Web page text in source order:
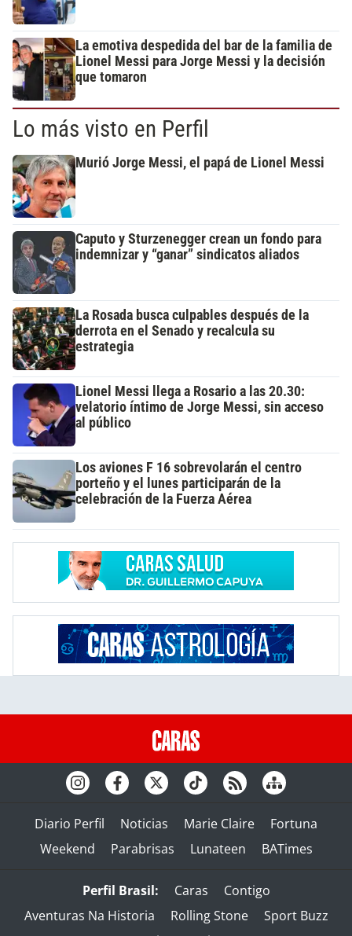
La emotiva despedida del bar de la familia de
Lionel Messi para Jorge Messi y la decisión
que tomaron
Lo más visto en Perfil
Murió Jorge Messi, el papá de Lionel Messi
Caputo y Sturzenegger crean un fondo para
indemnizar y “ganar” sindicatos aliados
La Rosada busca culpables después de la
derrota en el Senado y recalcula su
estrategia
Lionel Messi llega a Rosario a las 20.30:
velatorio íntimo de Jorge Messi, sin acceso
al público
Los aviones F 16 sobrevolarán el centro
porteño y el lunes participarán de la
celebración de la Fuerza Aérea
Diario Perfil Noticias Marie Claire
Fortuna
Weekend
Parabrisas Lunateen BATimes
Perfil Brasil: Caras
Contigo
Aventuras Na Historia
Rolling Stone
Sport Buzz